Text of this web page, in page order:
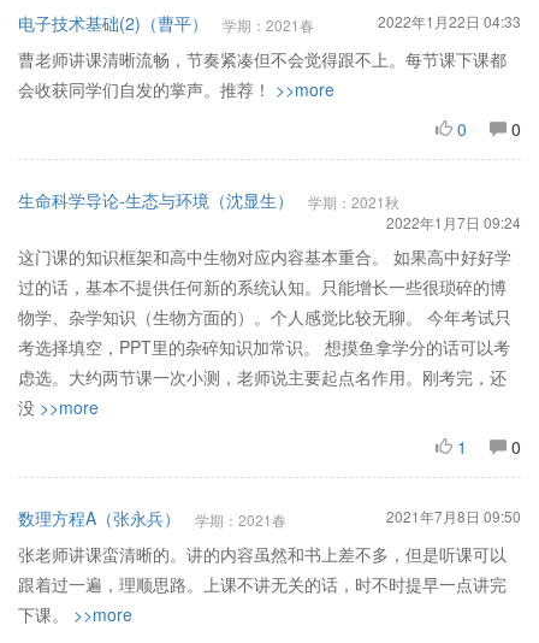
电子技术基础(2)（曹平） 学期：2021春 2022年1月22日 04:33
曹老师讲课清晰流畅，节奏紧凑但不会觉得跟不上。每节课下课都
会收获同学们自发的掌声。推荐！ >>more
0
0
生命科学导论-生态与环境（沈显生）
学期：2021秋
2022年1月7日 09:24
这门课的知识框架和高中生物对应内容基本重合。 如果高中好好学
过的话，基本不提供任何新的系统认知。只能增长一些很琐碎的博
物学、杂学知识（生物方面的）。个人感觉比较无聊。 今年考试只
考选择填空，PPT里的杂碎知识加常识。 想摸鱼拿学分的话可以考
虑选。大约两节课一次小测，老师说主要起点名作用。刚考完，还
没 >>more
1
0
数理方程A（张永兵） 学期：2021春 2021年7月8日 09:50
张老师讲课蛮清晰的。讲的内容虽然和书上差不多，但是听课可以
跟着过一遍，理顺思路。上课不讲无关的话，时不时提早一点讲完
下课。 >>more